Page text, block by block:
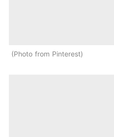
Photo from Pinterest